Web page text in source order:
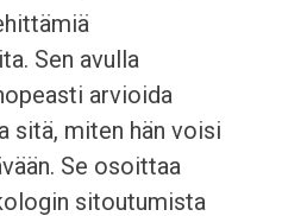
Sen avulla
arvioida
sitä, miten hän voisi
Se osoittaa
sitoutumista